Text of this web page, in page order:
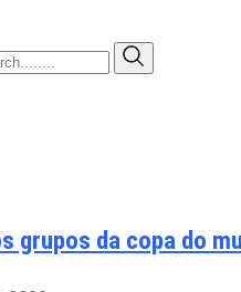
grupos da copa do